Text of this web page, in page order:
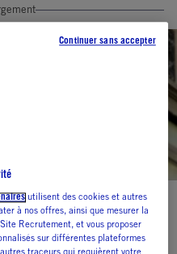
et
utilisent des cookies et autres
à nos offres, ainsi que mesurer la
Recrutement, et vous proposer
sur différentes plateformes
Continuer sans accepter